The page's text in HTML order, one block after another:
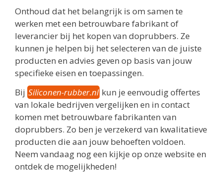
Onthoud dat het belangrijk is om samen te
werken met een betrouwbare fabrikant of
leverancier bij het kopen van doprubbers. Ze
kunnen je helpen bij het selecteren van de juiste
producten en advies geven op basis van jouw
specifieke eisen en toepassingen.
Bij Siliconen-rubber.nl kun je eenvoudig offertes
van lokale bedrijven vergelijken en in contact
komen met betrouwbare fabrikanten van
doprubbers. Zo ben je verzekerd van kwalitatieve
producten die aan jouw behoeften voldoen.
Neem vandaag nog een kijkje op onze website en
ontdek de mogelijkheden!